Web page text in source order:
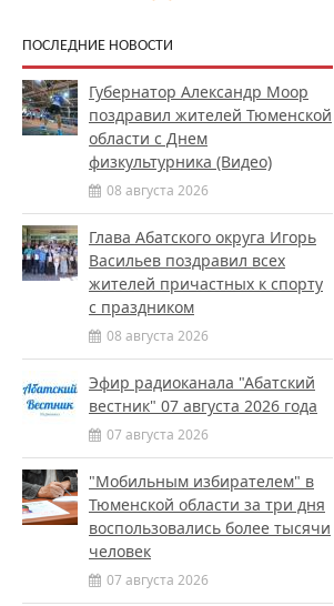
ПОСЛЕДНИЕ НОВОСТИ
Губернатор Александр Моор
поздравил жителей Тюменской
области с Днем
физкультурника (Видео)
08 августа 2026
Глава Абатского округа Игорь
Васильев поздравил всех
жителей причастных к спорту
с праздником
08 августа 2026
Эфир радиоканала "Абатский
вестник" 07 августа 2026 года
07 августа 2026
"Мобильным избирателем" в
Тюменской области за три дня
воспользовались более тысячи
человек
07 августа 2026